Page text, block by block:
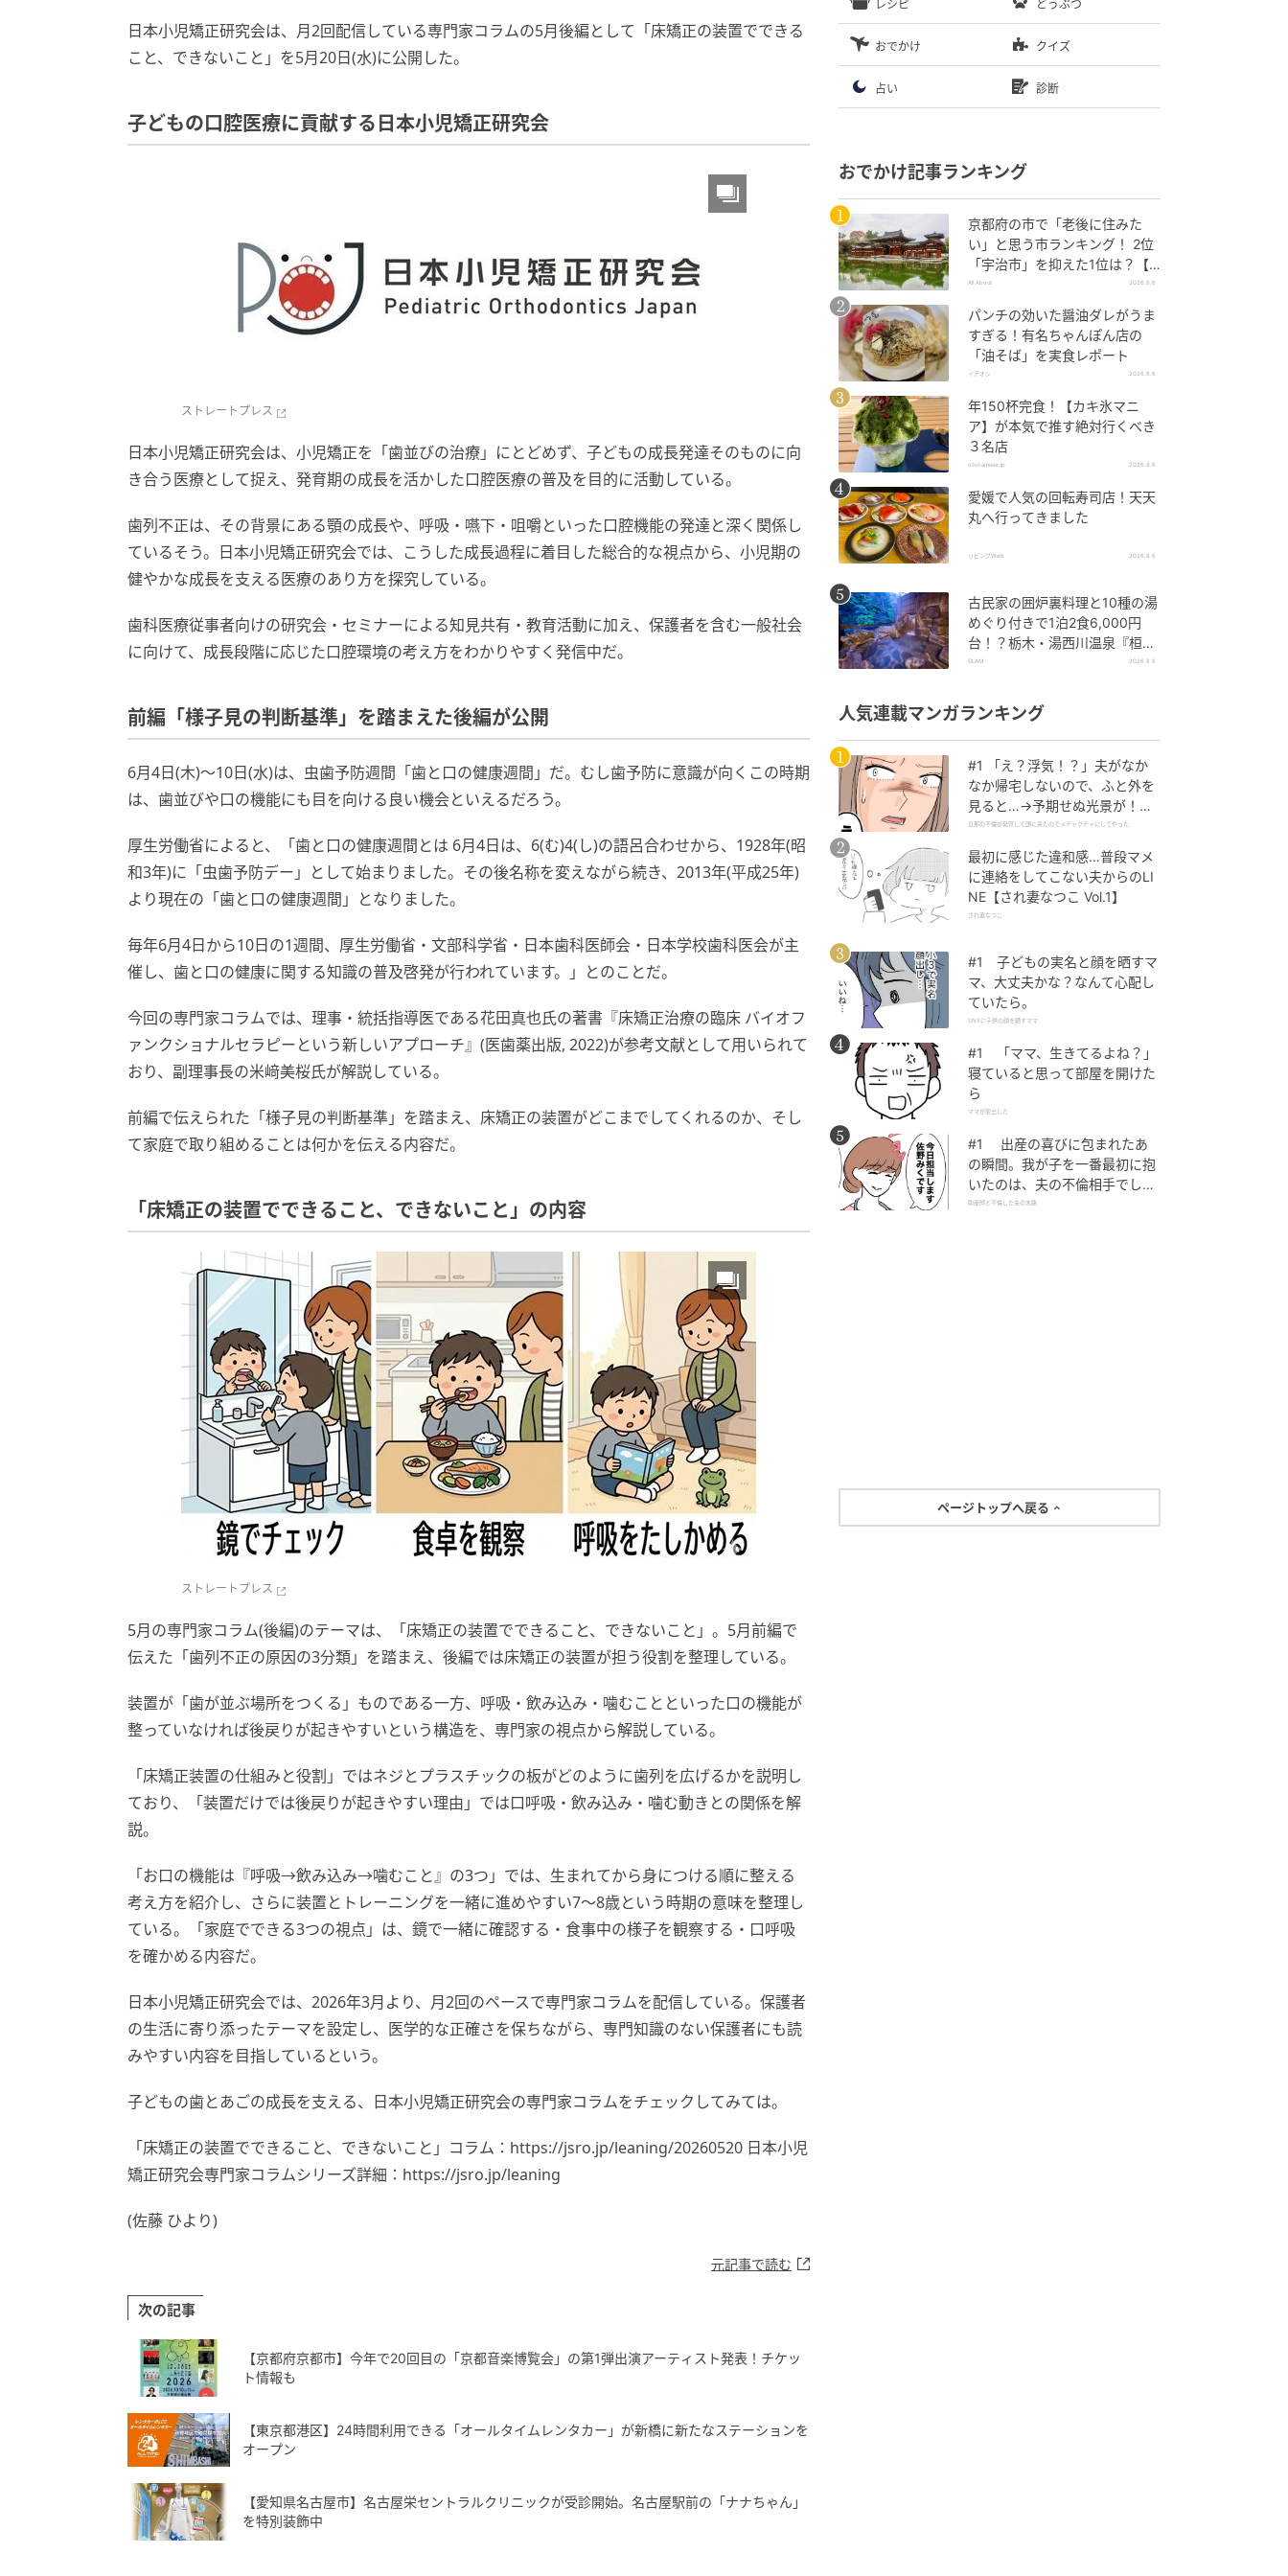
日本小児矯正研究会は、月2回配信している専門家コラムの5月後編として「床矯正の装置でできる
こと、できないこと」を5月20日(水)に公開した。
子どもの口腔医療に貢献する日本小児矯正研究会
ストレートプレス
日本小児矯正研究会は、小児矯正を「歯並びの治療」にとどめず、子どもの成長発達そのものに向
き合う医療として捉え、発育期の成長を活かした口腔医療の普及を目的に活動している。
歯列不正は、その背景にある顎の成長や、呼吸・嚥下・咀嚼といった口腔機能の発達と深く関係し
ているそう。日本小児矯正研究会では、こうした成長過程に着目した総合的な視点から、小児期の
健やかな成長を支える医療のあり方を探究している。
歯科医療従事者向けの研究会・セミナーによる知見共有・教育活動に加え、保護者を含む一般社会
に向けて、成長段階に応じた口腔環境の考え方をわかりやすく発信中だ。
前編「様子見の判断基準」を踏まえた後編が公開
6月4日(木)～10日(水)は、虫歯予防週間「歯と口の健康週間」だ。むし歯予防に意識が向くこの時期
は、歯並びや口の機能にも目を向ける良い機会といえるだろう。
厚生労働省によると、「歯と口の健康週間とは 6月4日は、6(む)4(し)の語呂合わせから、1928年(昭
和3年)に「虫歯予防デー」として始まりました。その後名称を変えながら続き、2013年(平成25年)
より現在の「歯と口の健康週間」となりました。
毎年6月4日から10日の1週間、厚生労働省・文部科学省・日本歯科医師会・日本学校歯科医会が主
催し、歯と口の健康に関する知識の普及啓発が行われています。」とのことだ。
今回の専門家コラムでは、理事・統括指導医である花田真也氏の著書『床矯正治療の臨床 バイオフ
ァンクショナルセラピーという新しいアプローチ』(医歯薬出版, 2022)が参考文献として用いられて
おり、副理事長の米﨑美桜氏が解説している。
前編で伝えられた「様子見の判断基準」を踏まえ、床矯正の装置がどこまでしてくれるのか、そし
て家庭で取り組めることは何かを伝える内容だ。
「床矯正の装置でできること、できないこと」の内容
ストレートプレス
5月の専門家コラム(後編)のテーマは、「床矯正の装置でできること、できないこと」。5月前編で
伝えた「歯列不正の原因の3分類」を踏まえ、後編では床矯正の装置が担う役割を整理している。
装置が「歯が並ぶ場所をつくる」ものである一方、呼吸・飲み込み・噛むことといった口の機能が
整っていなければ後戻りが起きやすいという構造を、専門家の視点から解説している。
「床矯正装置の仕組みと役割」ではネジとプラスチックの板がどのように歯列を広げるかを説明し
ており、「装置だけでは後戻りが起きやすい理由」では口呼吸・飲み込み・噛む動きとの関係を解
説。
「お口の機能は『呼吸→飲み込み→噛むこと』の3つ」では、生まれてから身につける順に整える
考え方を紹介し、さらに装置とトレーニングを一緒に進めやすい7〜8歳という時期の意味を整理し
ている。「家庭でできる3つの視点」は、鏡で一緒に確認する・食事中の様子を観察する・口呼吸
を確かめる内容だ。
日本小児矯正研究会では、2026年3月より、月2回のペースで専門家コラムを配信している。保護者
の生活に寄り添ったテーマを設定し、医学的な正確さを保ちながら、専門知識のない保護者にも読
みやすい内容を目指しているという。
子どもの歯とあごの成長を支える、日本小児矯正研究会の専門家コラムをチェックしてみては。
「床矯正の装置でできること、できないこと」コラム：https://jsro.jp/leaning/20260520 日本小児
矯正研究会専門家コラムシリーズ詳細：https://jsro.jp/leaning
(佐藤 ひより)
元記事で読む
次の記事
【京都府京都市】今年で20回目の「京都音楽博覧会」の第1弾出演アーティスト発表！チケッ
ト情報も
【東京都港区】24時間利用できる「オールタイムレンタカー」が新橋に新たなステーションを
オープン
【愛知県名古屋市】名古屋栄セントラルクリニックが受診開始。名古屋駅前の「ナナちゃん」
を特別装飾中
レシピ どうぶつ
おでかけ クイズ
占い 診断
おでかけ記事ランキング
京都府の市で「老後に住みた
い」と思う市ランキング！ 2位
「宇治市」を抑えた1位は？【2
026年調査】
All About 2026.8.6
パンチの効いた醤油ダレがうま
すぎる！有名ちゃんぽん店の
「油そば」を実食レポート
イチオシ 2026.8.6
年150杯完食！【カキ氷マニ
ア】が本気で推す絶対行くべき
３名店
otonamuse.jp 2026.8.6
愛媛で人気の回転寿司店！天天
丸へ行ってきました
リビングWeb 2026.8.6
古民家の囲炉裏料理と10種の湯
めぐり付きで1泊2食6,000円
台！？栃木・湯西川温泉『桓武
平氏ゆかりの宿 揚羽』で叶う秘
GLAM 2026.8.6
人気連載マンガランキング
#1 「え？浮気！？」夫がなか
なか帰宅しないので、ふと外を
見ると…→予期せぬ光景が！｜
旦那の不倫が発覚して頭に来た
旦那の不倫が発覚して頭に来たのでメチャクチャにしてやった
最初に感じた違和感…普段マメ
に連絡をしてこない夫からのLI
NE【され妻なつこ Vol.1】
され妻なつこ
#1 子どもの実名と顔を晒すマ
マ、大丈夫かな？なんて心配し
ていたら。
SNSに子供の顔を晒すママ
#1 「ママ、生きてるよね？」
寝ていると思って部屋を開けた
ら
ママが家出した
#1 出産の喜びに包まれたあ
の瞬間。我が子を一番最初に抱
いたのは、夫の不倫相手でし
た。
助産師と不倫した夫の末路
ページトップへ戻る